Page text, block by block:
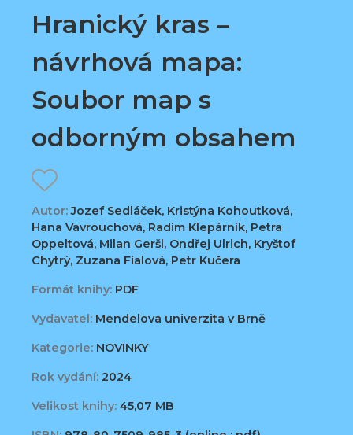
Hranický kras –
návrhová mapa:
Soubor map s
odborným obsahem
Autor:Jozef Sedláček, Kristýna Kohoutková,
Hana Vavrouchová, Radim Klepárník, Petra
Oppeltová, Milan Geršl, Ondřej Ulrich, Kryštof
Chytrý, Zuzana Fialová, Petr Kučera
Formát knihy: PDF
Vydavatel: Mendelova univerzita v Brně
Kategorie: NOVINKY
Rok vydání: 2024
Velikost knihy: 45,07 MB